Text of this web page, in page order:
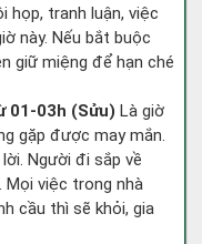
họp, tranh luận, việc
này. Nếu bắt buộc
giữ miệng để hạn ché
01-03h (Sửu) Là giờ
gặp được may mắn.
Người đi sắp về
Mọi việc trong nhà
cầu thì sẽ khỏi, gia